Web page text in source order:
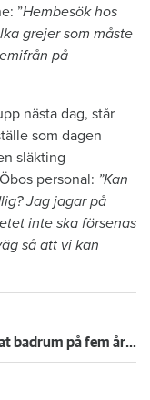
”Hembesök hos
grejer som måste
på
nästa dag, står
som dagen
släkting
personal: ”Kan
Jag jagar på
inte ska försenas
så att vi kan
Anmälde inte vattenskadat badrum på fem år – krävs på 125 000 kronor